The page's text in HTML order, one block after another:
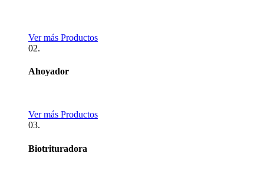
Ver más Productos
02.
Ahoyador
Ver más Productos
03.
Biotrituradora